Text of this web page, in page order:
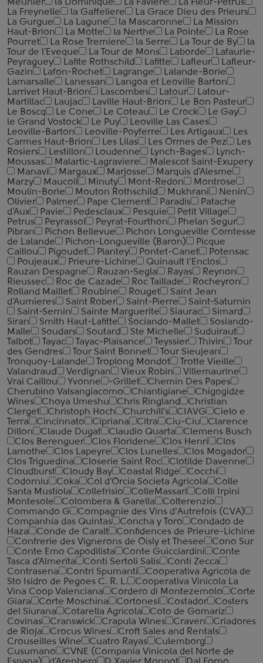
Meunier
la Dominique La Faviere
La Fleur-Petrus
La Freynelle
la Gaffeliere
La Grace Dieu des Prieurs
La Gurgue
La Lagune la Mascaronne
La Mission
Haut-Brion
La Motte la Nerthe La Pointe
La Rose
Pourret
La Rose Tremiere la Serre La Tour de By
la
Tour de l'Eveque
La Tour de Mons Laborde
Lafaurie-
Peyraguey
Lafite Rothschild Lafitte Lafleur
Lafleur-
Gazin
Lafon-Rochet Lagrange
Lalande-Borie
Lamarsalle
Lanessan
Langoa et Leoville Barton
Larrivet Haut-Brion
Lascombes Latour
Latour-
Martillac
Laujac Laville Haut-Brion
Le Bon Pasteur
Le Boscq
Le Cone Le Coteau Le Crock
Le Gay
le Grand Vostock
Le Puy
Leoville Las Cases
Leoville-Barton
Leoville-Poyferre Les Artigaux
Les
Carmes Haut-Brion
Les Lilas Les Ormes de Pez
Les
Rosiers
Lestillon Loudenne Lynch-Bages
Lynch-
Moussas
Malartic-Lagraviere
Malescot Saint-Exupery
Manavi
Margaux Marjosse
Marquis d'Alesme
Marzy
Maucoil Minuty Mont-Redon
Montrose
Moulin-Borie
Mouton Rothschild Mukhrani
Nenin
Olivier
Palmer Pape Clement Paradis
Patache
d'Aux
Pavie Pedesclaux Pesquie
Petit Village
Petrus
Peyrassol Peyrat-Fourthon
Phelan Segur
Pibran
Pichon Bellevue
Pichon Longueville Comtesse
de Lalande
Pichon-Longueville (Baron)
Picque
Сaillou
Pigoudet Plantey Pontet-Canet
Potensac
Poujeaux
Prieure-Lichine
Quinault l’Enclos
Rauzan Despagne
Rauzan-Segla Rayas
Reynon
Rieussec
Roc de Cazade Roc Taillade
Rocheyron
Rolland Maillet
Roubine Rouget
Saint Jean
d'Aumieres
Saint Rober Saint-Pierre
Saint-Saturnin
Saint-Sernin
Sainte Marguerite Siaurac
Simard
Siran
Smith Haut-Lafitte Sociando-Mallet
Sosiando-
Malle
Soudars Soutard Ste Michelle
Suduiraut
Talbot
Tayac Tayac-Plaisance Teyssier Thivin
Tour
des Gendres
Tour Saint Bonnet
Tour Sieujean
Tronquoy-Lalande
Troplong Mondot
Trotte Vieille
Valandraud
Verdignan Vieux Robin
Villemaurine
Vrai Caillou
Yvonne -Grillet
Chemin Des Papes
Cherubino Valsangiacomo
Chiantigiane
Chigogidze
Wines
Choya Umeshu Chris Ringland
Christian
Clerget
Christoph Hoch Churchill's CIAVG
Cielo e
Terra
Cincinnato Cipriana Citra Ciu-Ciu
Clarence
Dillon
Claude Dugat Claudio Quarta
Clemens Busch
Clos Berenguer
Clos Floridene Clos Henri
Clos
Lamothe
Clos Lapeyre Clos Lunelles
Clos Mogador
Clos Triguedina
Closerie Saint Roc
Clotilde Davenne
Cloudburst
Cloudy Bay Coastal Ridge
Cocchi
Codorniu
Coka Col d'Orcia Societa Agricola
Colle
Santa Mustiola
Collefrisio ColleMassari
Colli Irpini
Montesole
Colombera & Garella
Colterenzio
Commando G
Compagnie des Vins d’Autrefois (CVA)
Companhia das Quintas
Concha y Toro
Condado de
Haza
Conde de Caralt
Confidences de Prieure-Lichine
Confrerie des Vignerons de Oisly et Thesee
Cono Sur
Conte Emo Capodilista
Conte Guicciardini
Conte
Tasca d'Almerita
Conti Sertoli Salis
Conti Zecca
Contrasena
Contri Spumanti
Cooperativa Agricola de
Sto Isidro de Pegoes C. R. L.
Cooperativa Vinicola La
Vina Coop Valenciana
Cordero di Montezemolo
Corte
Giara
Corte Moschina Cortonesi Costador
Costers
del Siurana
Cotarella Agricola
Coto de Gomariz
Covinas
Cranswick Crapula Wines Craven
Criadores
de Rioja
Crocus Wines
Croft Sales and Rentals
Crouseilles Wine
Cuatro Rayas
Culemborg
Cusumano
CVNE (Compania Vinicola del Norte de